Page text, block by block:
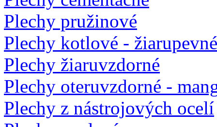
Plechy pružinové
Plechy kotlové - žiarupevné
Plechy žiaruvzdorné
Plechy oteruvzdorné -
Plechy z nástrojových ocelí